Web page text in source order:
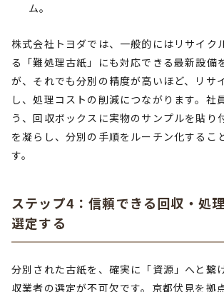
ム。
株式会社トヨダでは、一般的にはリサイク
る「難処理古紙」にも対応できる最新設備
が、それでも分別の精度が高いほど、リサ
し、処理コストの削減につながります。社
う、回収ボックスに実物のサンプルを貼り
を凝らし、分別の手順をルーチン化するこ
す。
ステップ4：信頼できる回収・処
選定する
分別された古紙を、確実に「資源」へと繋
収業者の選定が不可欠です。京都伏見を拠